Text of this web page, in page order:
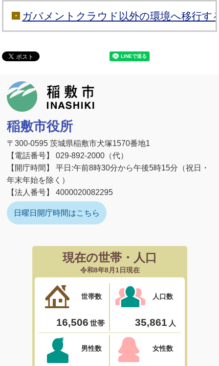
ガバメントクラウド以外の環境へ移行す
稲敷市役所
〒300-0595 茨城県稲敷市犬塚1570番地1
【電話番号】 029-892-2000（代）
【開庁時間】 平日:午前8時30分から午後5時15分（祝日・
年末年始を除く）
【法人番号】 4000020082295
日曜日開庁時間はこちら